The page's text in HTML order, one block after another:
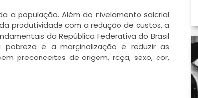
a população. Além do nivelamento salarial
produtividade com a redução de custos, a
da República Federativa do Brasil
pobreza e a marginalização e reduzir as
preconceitos de origem, raça, sexo, cor,